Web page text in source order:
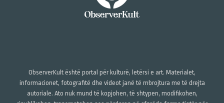
ObserverKult është portal për kulturë, letërsi e art. Materialet,
informacionet, fotografitë dhe videot janë të mbrojtura me të drejta
autoriale. Ato nuk mund të kopjohen, të shtypen, modifikohen,